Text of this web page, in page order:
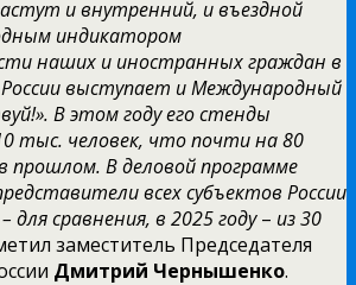
и внутренний, и въездной
индикатором
наших и иностранных граждан в
выступает и Международный
В этом году его стенды
тыс. человек, что почти на 80
прошлом. В деловой программе
всех субъектов России
для сравнения, в 2025 году– из 30
заместитель Председателя
Дмитрий Чернышенко.